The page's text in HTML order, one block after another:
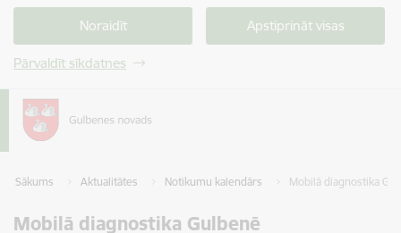
Noraidīt Apstiprināt visas
Pārvaldīt sīkdatnes
Sākums Aktualitātes Notikumu kalendārs Mobilā diagnostika
Mobilā diagnostika Gulbenē